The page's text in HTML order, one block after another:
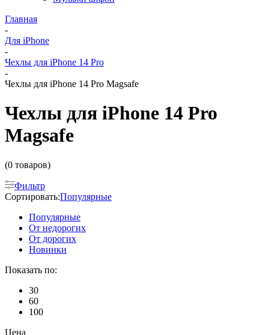
Главная
-
Для iPhone
-
Чехлы для iPhone 14 Pro
-
Чехлы для iPhone 14 Pro Magsafe
Чехлы для iPhone 14 Pro
Magsafe
(0 товаров)
Фильтр
Сортировать:Популярные
Популярные
От недорогих
От дорогих
Новинки
Показать по:
30
60
100
Цена